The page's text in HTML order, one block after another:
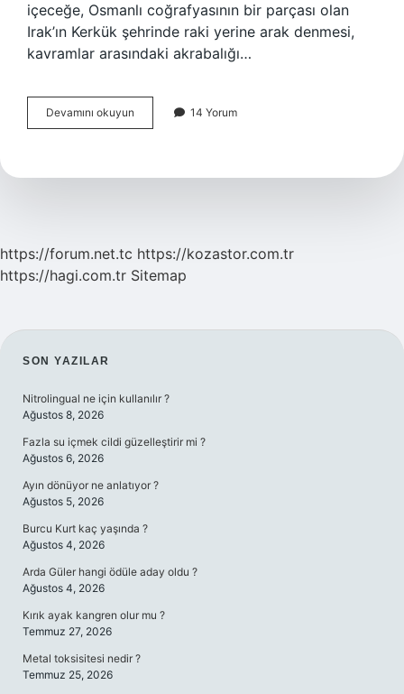
içeceğe, Osmanlı coğrafyasının bir parçası olan
Irak’ın Kerkük şehrinde raki yerine arak denmesi,
kavramlar arasındaki akrabalığı…
Devamını okuyun
Hangi
14 Yorum
https://forum.net.tc https://kozastor.com.tr
https://hagi.com.tr Sitemap
SIDEBAR
SON YAZILAR
Nitrolingual ne için kullanılır ?
Ağustos 8, 2026
Fazla su içmek cildi güzelleştirir mi ?
Ağustos 6, 2026
Ayın dönüyor ne anlatıyor ?
Ağustos 5, 2026
Burcu Kurt kaç yaşında ?
Ağustos 4, 2026
Arda Güler hangi ödüle aday oldu ?
Ağustos 4, 2026
Kırık ayak kangren olur mu ?
Temmuz 27, 2026
Metal toksisitesi nedir ?
Temmuz 25, 2026